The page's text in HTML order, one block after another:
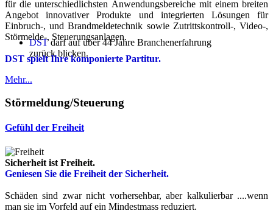
DSTdarf auf über 44 Jahre Branchenerfahrung
zurück blicken.
für die unterschiedlichsten Anwendungsbereiche mit einem breiten
Angebot innovativer Produkte und integrierten Lösungen für
Einbruch-, und Brandmeldetechnik sowie Zutrittskontroll-, Video-,
Störmelde-, Steuerungsanlagen.
DST spielt Ihre komponierte Partitur.
Mehr...
Störmeldung/Steuerung
Gefühl der Freiheit
Sicherheit ist Freiheit.
Geniesen Sie die Freiheit der Sicherheit.
Schäden sind zwar nicht vorhersehbar, aber kalkulierbar ....wenn
man sie im Vorfeld auf ein Mindestmass reduziert.